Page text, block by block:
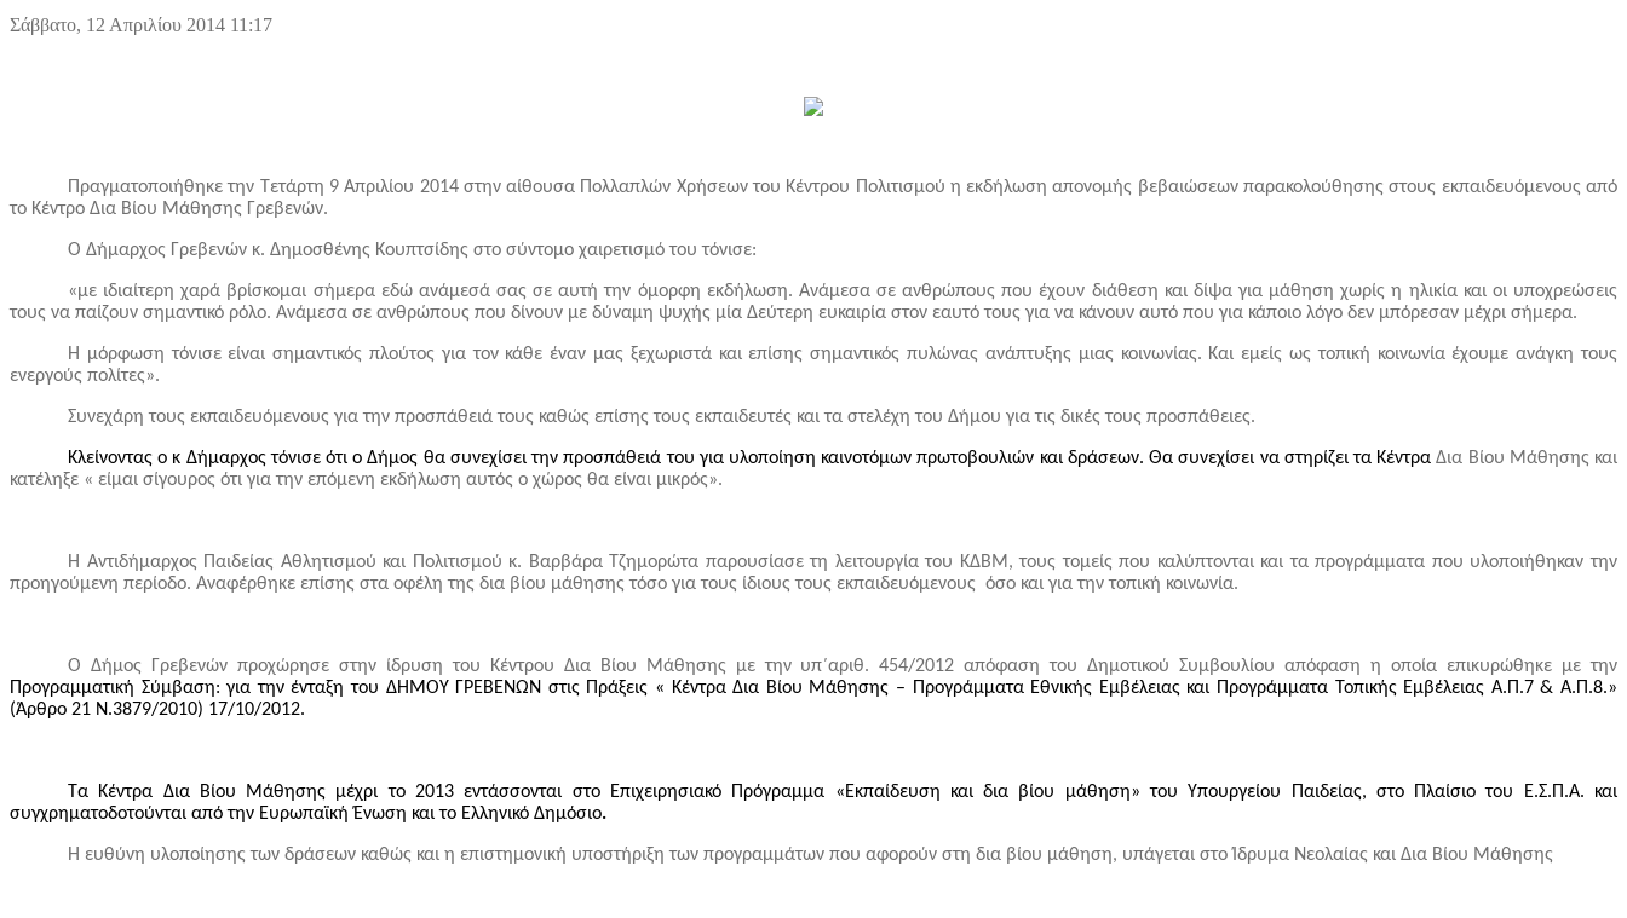
Σάββατο, 12 Απριλίου 2014 11:17
Πραγματοποιήθηκε την Τετάρτη 9 Απριλίου 2014 στην αίθουσα Πολλαπλών Χρήσεων του Κέντρου Πολιτισμού η εκδήλωση απονομής βεβαιώσεων παρακολούθησης στους εκπαιδευόμενους από
το Κέντρο Δια Βίου Μάθησης Γρεβενών.
Ο Δήμαρχος Γρεβενών κ. Δημοσθένης Κουπτσίδης στο σύντομο χαιρετισμό του τόνισε:
«με ιδιαίτερη χαρά βρίσκομαι σήμερα εδώ ανάμεσά σας σε αυτή την όμορφη εκδήλωση. Ανάμεσα σε ανθρώπους που έχουν διάθεση και δίψα για μάθηση χωρίς η ηλικία και οι υποχρεώσεις
τους να παίζουν σημαντικό ρόλο. Ανάμεσα σε ανθρώπους που δίνουν με δύναμη ψυχής μία Δεύτερη ευκαιρία στον εαυτό τους για να κάνουν αυτό που για κάποιο λόγο δεν μπόρεσαν μέχρι σήμερα.
Η μόρφωση τόνισε είναι σημαντικός πλούτος για τον κάθε έναν μας ξεχωριστά και επίσης σημαντικός πυλώνας ανάπτυξης μιας κοινωνίας. Και εμείς ως τοπική κοινωνία έχουμε ανάγκη τους
ενεργούς πολίτες».
Συνεχάρη τους εκπαιδευόμενους για την προσπάθειά τους καθώς επίσης τους εκπαιδευτές και τα στελέχη του Δήμου για τις δικές τους προσπάθειες.
Κλείνοντας ο κ Δήμαρχος τόνισε ότι ο Δήμος θα συνεχίσει την προσπάθειά του για υλοποίηση καινοτόμων πρωτοβουλιών και δράσεων. Θα συνεχίσει να στηρίζει τα ΚέντραΔια Βίου Μάθησης και
κατέληξε « είμαι σίγουρος ότι για την επόμενη εκδήλωση αυτός ο χώρος θα είναι μικρός».
Η Αντιδήμαρχος Παιδείας Αθλητισμού και Πολιτισμού κ. Βαρβάρα Τζημορώτα παρουσίασε τη λειτουργία του ΚΔΒΜ, τους τομείς που καλύπτονται και τα προγράμματα που υλοποιήθηκαν την
προηγούμενη περίοδο. Αναφέρθηκε επίσης στα οφέλη της δια βίου μάθησης τόσο για τους ίδιους τους εκπαιδευόμενους όσο και για την τοπική κοινωνία.
Ο Δήμος Γρεβενών προχώρησε στην ίδρυση του Κέντρου Δια Βίου Μάθησης με την υπ΄αριθ. 454/2012 απόφαση του Δημοτικού Συμβουλίου απόφαση η οποία επικυρώθηκε με την
Προγραμματική Σύμβαση: για την ένταξη του ΔΗΜΟΥ ΓΡΕΒΕΝΩΝ στις Πράξεις « Κέντρα Δια Βίου Μάθησης – Προγράμματα Εθνικής Εμβέλειας και Προγράμματα Τοπικής Εμβέλειας Α.Π.7 & Α.Π.8.»
(Άρθρο 21 Ν.3879/2010) 17/10/2012.
Τα Κέντρα Δια Βίου Μάθησης μέχρι το 2013 εντάσσονται στο Επιχειρησιακό Πρόγραμμα «Εκπαίδευση και δια βίου μάθηση» του Υπουργείου Παιδείας, στο Πλαίσιο του Ε.Σ.Π.Α. και
συγχρηματοδοτούνται από την Ευρωπαϊκή Ένωση και το Ελληνικό Δημόσιο.
Η ευθύνη υλοποίησης των δράσεων καθώς και η επιστημονική υποστήριξη των προγραμμάτων που αφορούν στη δια βίου μάθηση, υπάγεται στο Ίδρυμα Νεολαίας και Δια Βίου Μάθησης